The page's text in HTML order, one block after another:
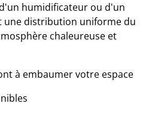
humidificateur ou d'un
une distribution uniforme du
chaleureuse et
à embaumer votre espace